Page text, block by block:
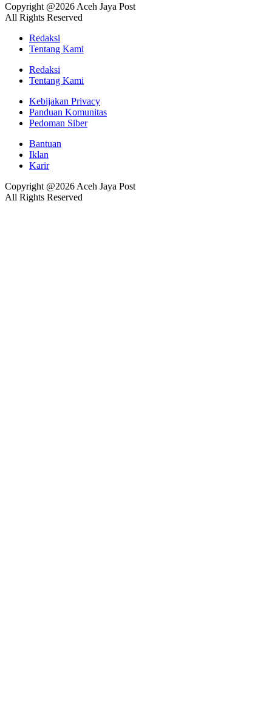
Copyright @2026 Aceh Jaya Post
All Rights Reserved
Redaksi
Tentang Kami
Redaksi
Tentang Kami
Kebijakan Privacy
Panduan Komunitas
Pedoman Siber
Bantuan
Iklan
Karir
Copyright @2026 Aceh Jaya Post
All Rights Reserved